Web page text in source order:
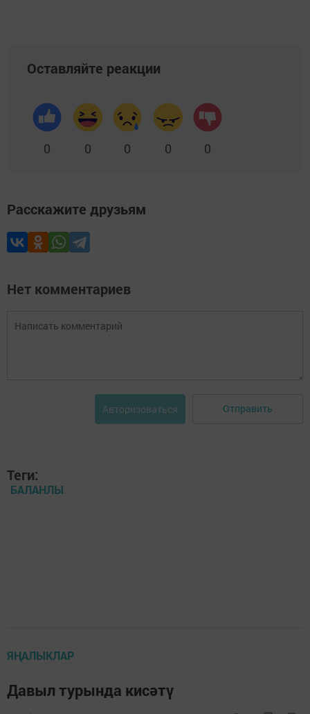
Оставляйте реакции
0 0 0 0 0
Расскажите друзьям
Нет комментариев
Авторизоваться Отправить
Теги:
БАЛАНЛЫ
ЯҢАЛЫКЛАР
Давыл турында кисәтү